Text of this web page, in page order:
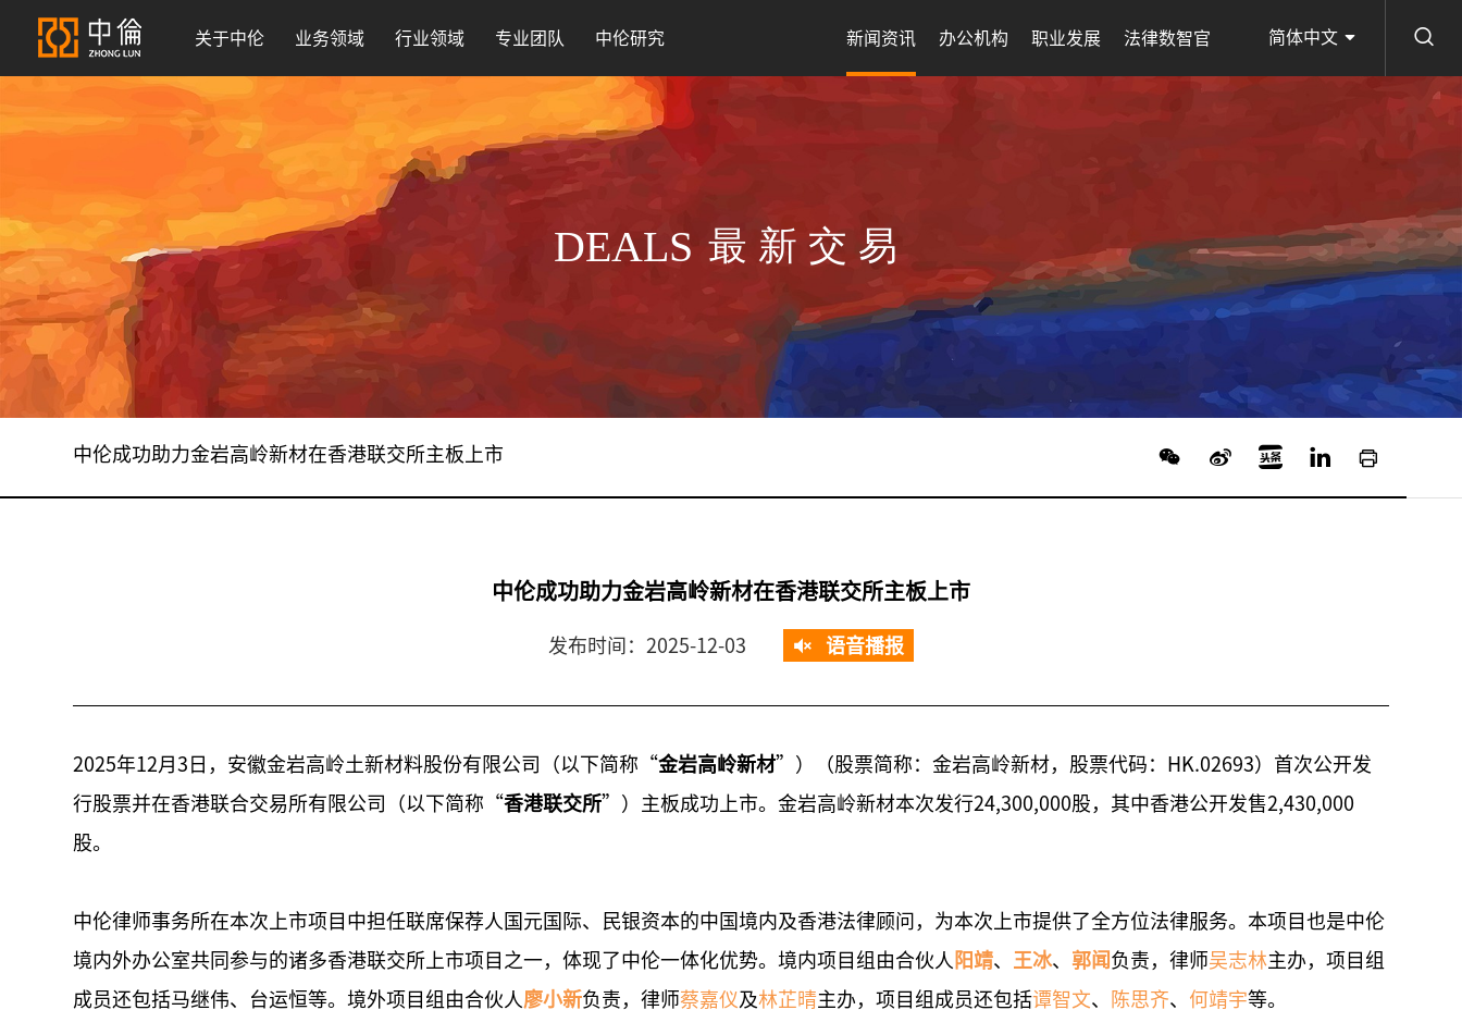
关于中伦 业务领域 行业领域 专业团队 中伦研究 新闻资讯 办公机构 职业发展 法律数智官 简体中文
DEALS 最新交易
中伦成功助力金岩高岭新材在香港联交所主板上市
中伦成功助力金岩高岭新材在香港联交所主板上市
发布时间：2025-12-03 语音播报
2025年12月3日，安徽金岩高岭土新材料股份有限公司（以下简称“金岩高岭新材”）（股票简称：金岩高岭新材，股票代码：HK.02693）首次公开发
行股票并在香港联合交易所有限公司（以下简称“香港联交所”）主板成功上市。金岩高岭新材本次发行24,300,000股，其中香港公开发售2,430,000
股。
中伦律师事务所在本次上市项目中担任联席保荐人国元国际、民银资本的中国境内及香港法律顾问，为本次上市提供了全方位法律服务。本项目也是中伦
境内外办公室共同参与的诸多香港联交所上市项目之一，体现了中伦一体化优势。境内项目组由合伙人 阳靖、 王冰、郭闻 负责，律师吴志林主办，项目组
成员还包括马继伟、台运恒等。境外项目组由合伙人 廖小新负责，律师蔡嘉仪及林芷晴主办，项目组成员还包括谭智文、 陈思齐、 何靖宇等。